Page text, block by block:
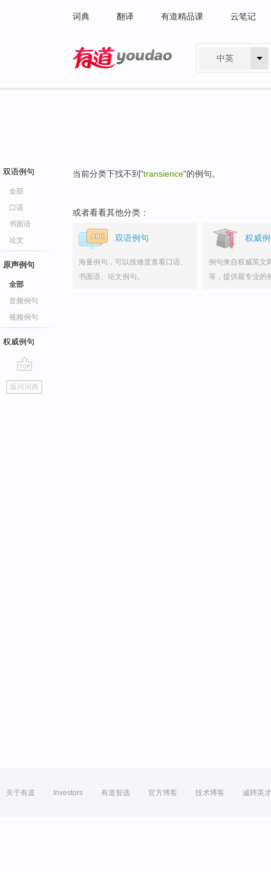
词典 翻译 有道精品课 云笔记
中英
双语例句
全部
口语
书面语
论文
原声例句
全部
音频例句
视频例句
权威例句
go
top
返回词典
当前分类下找不到"transience"的例句。
或者看看其他分类：
双语例句
海量例句，可以按难度查看口语、
书面语、论文例句。
权威
例句来自权威英文
等，提供最专业的
关于有道 Investors 有道智选 官方博客 技术博客 诚聘英才